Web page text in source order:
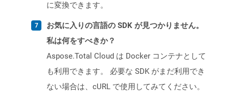
に変換できます。
お気に入りの言語の SDK が見つかりません。
私は何をすべきか？
Aspose.Total Cloud は Docker コンテナとして
も利用できます。 必要な SDK がまだ利用でき
ない場合は、cURL で使用してみてください。